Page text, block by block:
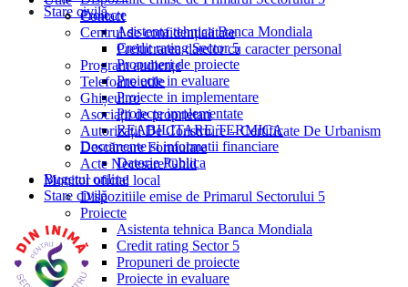
Stare civilă
Proiecte
Asistenta tehnica Banca Mondiala
Credit rating Sector 5
Propuneri de proiecte
Proiecte in evaluare
Proiecte in implementare
Proiecte implementate
REABILITARE TERMICA
Documente si informatii financiare
Datorie Publica
Bugetul online
Stare civilă
Contact
Centrul de confidențialitate
Prelucrarea datelor cu caracter personal
Program audiențe
Telefoane utile
Ghișeul.ro
Asociații de proprietari
Autorizații De Construire – Certificate De Urbanism
Descărcare Formulare
Acte Necesare/Ghid
Monitor oficial local
Dispozitiile emise de Primarul Sectorului 5
Proiecte
Asistenta tehnica Banca Mondiala
Credit rating Sector 5
Propuneri de proiecte
Proiecte in evaluare